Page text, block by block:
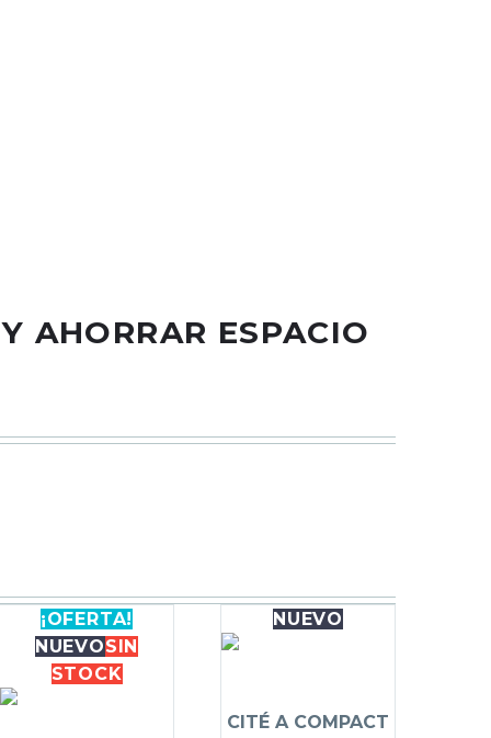
AHORRAR ESPACIO
¡OFERTA!
NUEVOSIN
STOCK
NUEVO
CITÉ A COMPACT